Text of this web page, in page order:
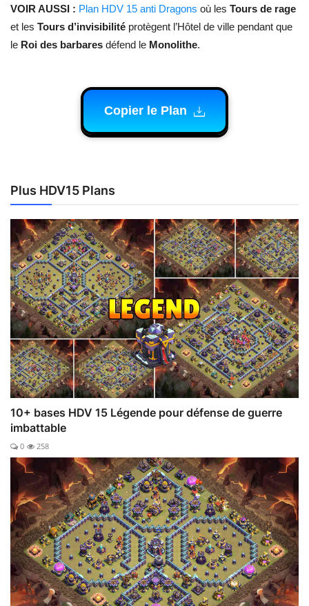
VOIR AUSSI : Plan HDV 15 anti Dragons où les Tours de rage
et les Tours d’invisibilité protègent l’Hôtel de ville pendant que
le Roi des barbares défend le Monolithe.
Copier le Plan
Plus HDV15 Plans
10+ bases HDV 15 Légende pour défense de guerre
imbattable
0 258